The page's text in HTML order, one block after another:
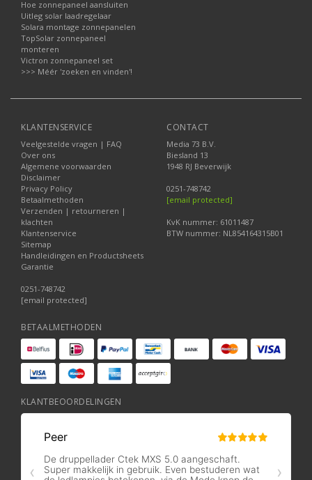
Hoe zonnepaneel aansluiten
Uitleg solar laadregelaar
Solara montage zonnepanelen
TopSolar zonnepaneel
monteren
Victron zonnepaneel set
>>> Méér 'zoeken en vinden'!
KLANTENSERVICE
Veelgestelde vragen | FAQ
Over ons
Algemene voorwaarden
Disclaimer
Privacy Policy
Betaalmethoden
Verzenden | retourneren |
klachten
Klantenservice
Sitemap
Handleidingen en Productsheets
Garantie
0251-748742
[email protected]
CONTACT
Media 73 B.V.
Biesland 13
1948 RJ Beverwijk
0251-748742
[email protected]
KvK nummer: 61011487
BTW nummer: NL854164315B01
BETAALMETHODEN
KLANTBEOORDELINGEN